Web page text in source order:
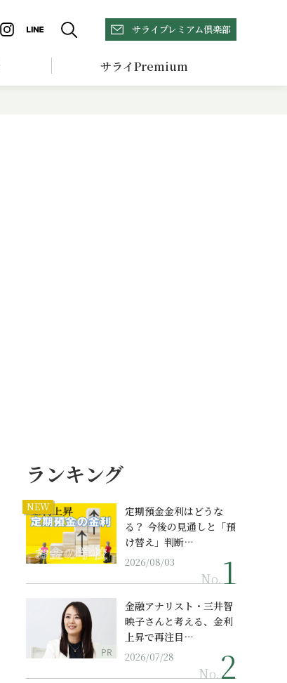
サライプレミアム倶楽部
サライPremium
ランキング
NEW
定期預金金利はどうな
る？ 今後の見通しと「預
け替え」判断…
2026/08/03
No.
PR
金融アナリスト・三井智
映子さんと考える、金利
上昇で再注目…
2026/07/28
No.